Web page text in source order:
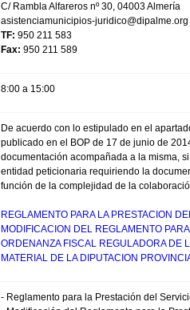
C/ Rambla Alfareros nº 30, 04003 Almería
asistenciamunicipios-juridico@dipalme.org
TF: 950 211 583
Fax: 950 211 589
8:00 a 15:00
De acuerdo con lo estipulado en el
publicado en el BOP de 17 de junio de
documentación acompañada a la misma,
entidad peticionaria requiriendo la
función de la complejidad de la
REGLAMENTO PARA LA PRESTACION
MODIFICACION DEL REGLAMENTO
ORDENANZA FISCAL REGULADORA DE
MATERIAL DE LA DIPUTACION
- Reglamento para la Prestación del